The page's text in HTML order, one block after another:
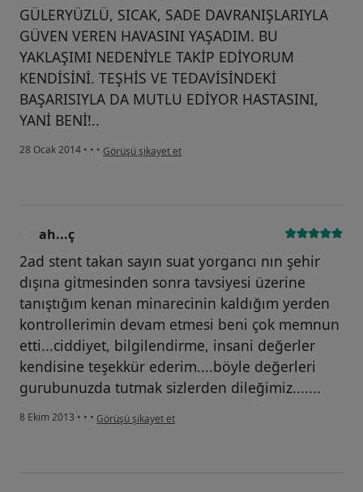
GÜLERYÜZLÜ, SICAK, SADE DAVRANIŞLARIYLA
GÜVEN VEREN HAVASINI YAŞADIM. BU
YAKLAŞIMI NEDENİYLE TAKİP EDİYORUM
KENDİSİNİ. TEŞHİS VE TEDAVİSİNDEKİ
BAŞARISIYLA DA MUTLU EDİYOR HASTASINI,
YANİ BENİ!..
28 Ocak 2014 • • • kullanıcının görüşüne göre ta...l
Görüşü şikayet et
ah...ç
2ad stent takan sayın suat yorgancı nın şehir
dışına gitmesinden sonra tavsiyesi üzerine
tanıştığım kenan minarecinin kaldığım yerden
kontrollerimin devam etmesi beni çok memnun
etti...ciddiyet, bilgilendirme, insani değerler
kendisine teşekkür ederim....böyle değerleri
gurubunuzda tutmak sizlerden dileğimiz.......
8 Ekim 2013 • • • kullanıcının görüşüne göre ah...ç
Görüşü şikayet et